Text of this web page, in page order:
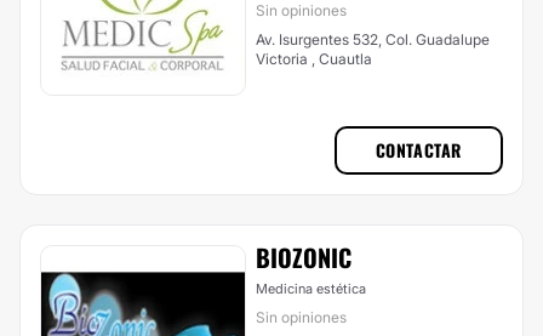
Sin opiniones
Av. Isurgentes 532, Col. Guadalupe
Victoria , Cuautla
CONTACTAR
BIOZONIC
Medicina estética
Sin opiniones